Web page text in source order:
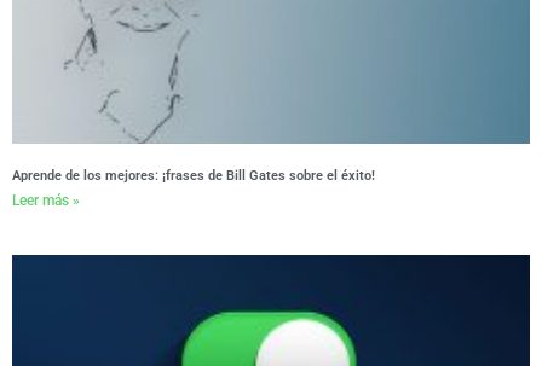
Aprende de los mejores: ¡frases de Bill Gates sobre el éxito!
Leer más »